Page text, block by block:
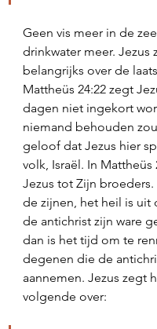
Geen vis meer in de
drinkwater meer. Jezus
belangrijks over de
Mattheüs 24:22 zegt
dagen niet ingekort
niemand behouden
geloof dat Jezus hier
volk, Israël. In Mattheüs
Jezus tot Zijn
de zijnen, het heil is uit
de antichrist zijn ware
dan is het tijd om te
degenen die de
aannemen. Jezus zegt
volgende over: